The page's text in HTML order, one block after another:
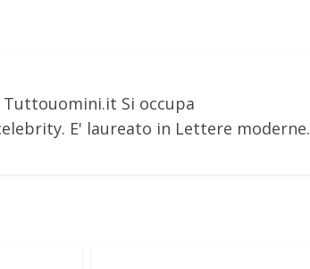
Si occupa
E' laureato in Lettere moderne.